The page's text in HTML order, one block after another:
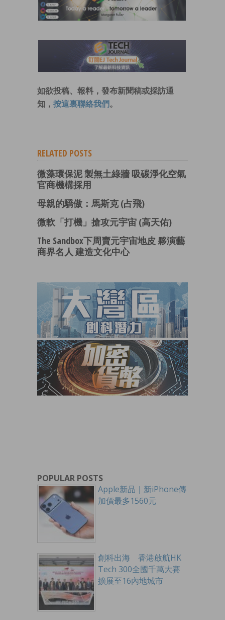
如欲投稿、報料，發布新聞稿或採訪通
知， 按這裏聯絡我們 。
RELATED POSTS
微藻環保泥 製無土綠牆 吸碳淨化空氣
官商機構採用
母親的驕傲：馬斯克 (占飛)
微軟「打機」搶攻元宇宙 (高天佑)
The Sandbox下周賣元宇宙地皮 夥演藝
商界名人 建造文化中心
POPULAR POSTS
Apple新品｜新iPhone傳
加價最多1560元
創科出海 香港啟航HK
Tech 300全國千萬大賽
擴展至16內地城市